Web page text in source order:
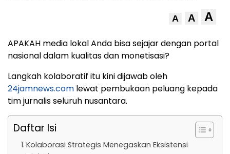
A A A
APAKAH media lokal Anda bisa sejajar dengan portal
nasional dalam kualitas dan monetisasi?
Langkah kolaboratif itu kini dijawab oleh
24jamnews.com lewat pembukaan peluang kepada
tim jurnalis seluruh nusantara.
Daftar Isi
Kolaborasi Strategis Menegaskan Eksistensi